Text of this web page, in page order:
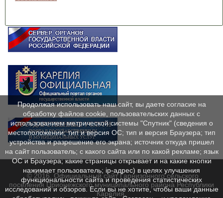
© 2016. Официальный сайт Гарнизонного сельского
поселения Прионежского муниципального района Республики
Карелия.
Продолжая использовать наш сайт, вы даете согласие на
обработку файлов cookie, пользовательских данных с
использованием метрической системы "Спутник" (сведения о
местоположении; тип и версия ОС; тип и версия Браузера; тип
устройства и разрешение его экрана; источник откуда пришел
на сайт пользователь; с какого сайта или по какой рекламе; язык
ОС и Браузера; какие страницы открывает и на какие кнопки
нажимает пользователь; ip-адрес) в целях улучшения
функциональности сайта и проведения статистических
исследований и обзоров. Если вы не хотите, чтобы ваши данные